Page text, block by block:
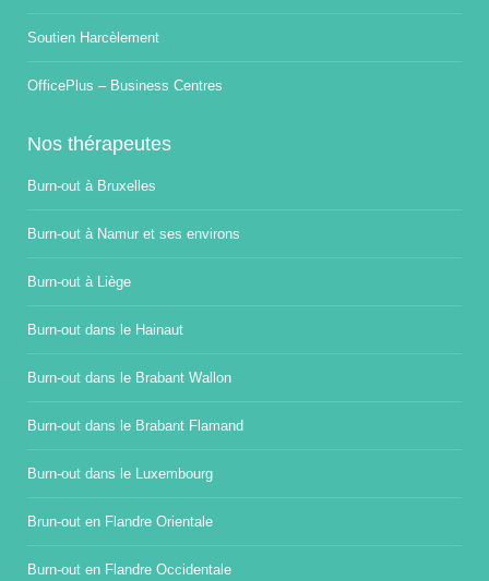
Soutien Harcèlement
OfficePlus – Business Centres
Nos thérapeutes
Burn-out à Bruxelles
Burn-out à Namur et ses environs
Burn-out à Liège
Burn-out dans le Hainaut
Burn-out dans le Brabant Wallon
Burn-out dans le Brabant Flamand
Burn-out dans le Luxembourg
Brun-out en Flandre Orientale
Burn-out en Flandre Occidentale